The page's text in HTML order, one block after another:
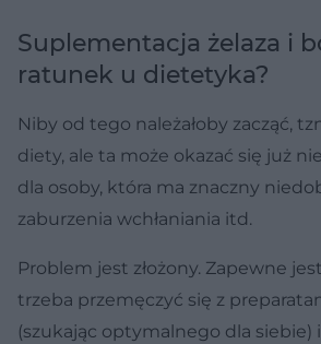
Suplementacja żelaza i
ratunek u dietetyka?
Niby od tego należałoby zacząć,
diety, ale ta może okazać się już
dla osoby, która ma znaczny
zaburzenia wchłaniania itd.
Problem jest złożony. Zapewne
trzeba przemęczyć się z
(szukając optymalnego dla siebie)